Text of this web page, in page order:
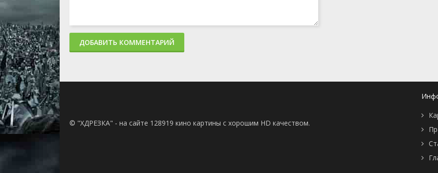
ДОБАВИТЬ КОММЕНТАРИЙ
© "ХДРЕЗКА" - на сайте 128919 кино картины с хорошим HD качеством.